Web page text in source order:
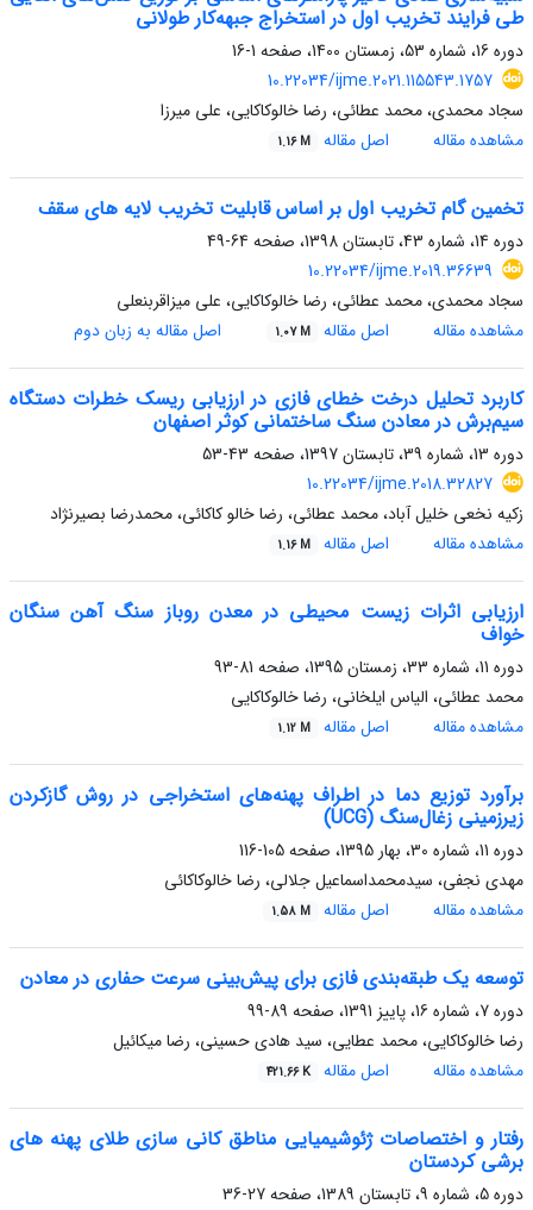
طی فرایند تخریب اول در استخراج جبهه‌کار طولانی
دوره 16، شماره 53، زمستان 1400، صفحه
1-16
10.22034/ijme.2021.115543.1757
سجاد محمدی، محمد عطائی، رضا خالوکاکایی، علی میرزا
مشاهده مقاله
اصل مقاله 1.16 M
تخمین گام تخریب اول بر اساس قابلیت تخریب لایه های سقف
دوره 14، شماره 43، تابستان 1398، صفحه
64-49
10.22034/ijme.2019.36639
سجاد محمدی، محمد عطائی، رضا خالوکاکایی، علی میزاقربنعلی
مشاهده مقاله
اصل مقاله 1.07 M اصل مقاله به زبان دوم
کاربرد تحلیل درخت خطای فازی در ارزیابی ریسک خطرات دستگاه
سیم‌برش در معادن سنگ ساختمانی کوثر اصفهان
دوره 13، شماره 39، تابستان 1397، صفحه
43-53
10.22034/ijme.2018.32827
زکیه نخعی خلیل آباد، محمد عطائی، رضا خالو کاکائی، محمدرضا بصیرنژاد
مشاهده مقاله
اصل مقاله 1.16 M
ارزیابی اثرات زیست محیطی در معدن روباز سنگ آهن سنگان
خواف
دوره 11، شماره 33، زمستان 1395، صفحه
81-93
محمد عطائی، الیاس ایلخانی، رضا خالوکاکایی
مشاهده مقاله
اصل مقاله 1.12 M
برآورد توزیع دما در اطراف پهنه‌های استخراجی در روش گازکردن
زیرزمینی زغال‌‌سنگ (UCG)
دوره 11، شماره 30، بهار 1395، صفحه
105-116
مهدی نجفی، سیدمحمداسماعیل جلالی، رضا خالوکاکائی
مشاهده مقاله
اصل مقاله 1.58 M
توسعه یک طبقه‌بندی فازی برای پیش‌بینی سرعت حفاری در معادن
دوره 7، شماره 16، پاییز 1391، صفحه
89-99
رضا خالوکاکایی، محمد عطایی، سید هادی حسینی، رضا میکائیل
مشاهده مقاله
اصل مقاله 421.66 K
رفتار و اختصاصات ژئوشیمیایی مناطق کانی سازی طلای پهنه های
برشی کردستان
دوره 5، شماره 9، تابستان 1389، صفحه
27-36